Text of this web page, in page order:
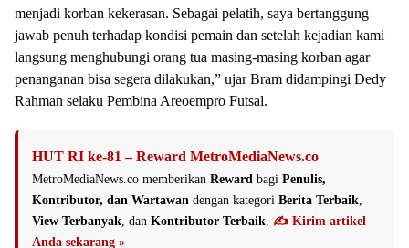
menjadi korban kekerasan. Sebagai pelatih, saya bertanggung
jawab penuh terhadap kondisi pemain dan setelah kejadian kami
langsung menghubungi orang tua masing-masing korban agar
penanganan bisa segera dilakukan,” ujar Bram didampingi Dedy
Rahman selaku Pembina Areoempro Futsal.
HUT RI ke-81 – Reward MetroMediaNews.co
MetroMediaNews.co memberikan Reward bagi Penulis,
Kontributor, dan Wartawan dengan kategori Berita Terbaik,
View Terbanyak, dan Kontributor Terbaik. ✍️ Kirim artikel
Anda sekarang »